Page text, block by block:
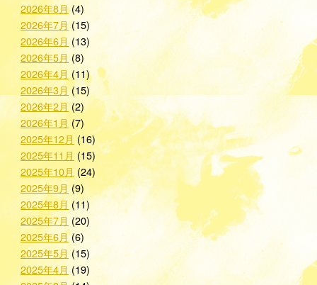
2026年8月(4)
2026年7月(15)
2026年6月 (13)
2026年5月(8)
2026年4月 (11)
2026年3月(15)
2026年2月(2)
2026年1月 (7)
2025年12月 (16)
2025年11月 (15)
2025年10月 (24)
2025年9月(9)
2025年8月(11)
2025年7月 (20)
2025年6月(6)
2025年5月 (15)
2025年4月 (19)